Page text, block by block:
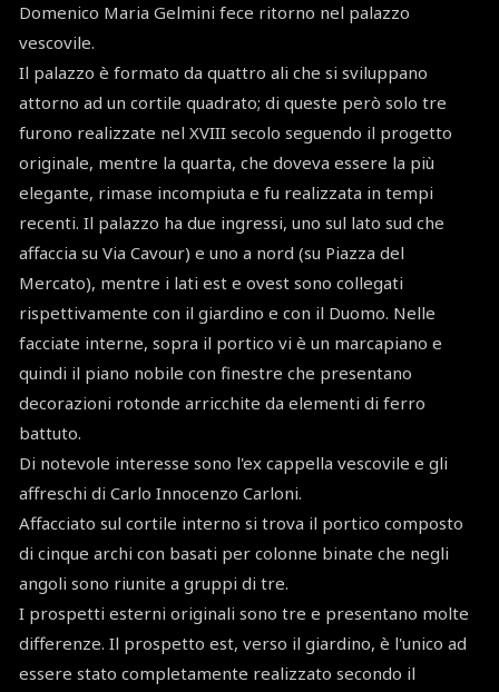
Domenico Maria Gelmini fece ritorno nel palazzo
vescovile.
Il palazzo è formato da quattro ali che si sviluppano
attorno ad un cortile quadrato; di queste però solo tre
furono realizzate nel XVIII secolo seguendo il progetto
originale, mentre la quarta, che doveva essere la più
elegante, rimase incompiuta e fu realizzata in tempi
recenti. Il palazzo ha due ingressi, uno sul lato sud che
affaccia su Via Cavour) e uno a nord (su Piazza del
Mercato), mentre i lati est e ovest sono collegati
rispettivamente con il giardino e con il Duomo. Nelle
facciate interne, sopra il portico vi è un marcapiano e
quindi il piano nobile con finestre che presentano
decorazioni rotonde arricchite da elementi di ferro
battuto.
Di notevole interesse sono l'ex cappella vescovile e gli
affreschi di Carlo Innocenzo Carloni.
Affacciato sul cortile interno si trova il portico composto
di cinque archi con basati per colonne binate che negli
angoli sono riunite a gruppi di tre.
I prospetti esterni originali sono tre e presentano molte
differenze. Il prospetto est, verso il giardino, è l'unico ad
essere stato completamente realizzato secondo il